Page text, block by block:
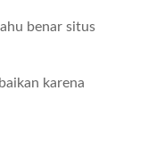
benar situs
karena